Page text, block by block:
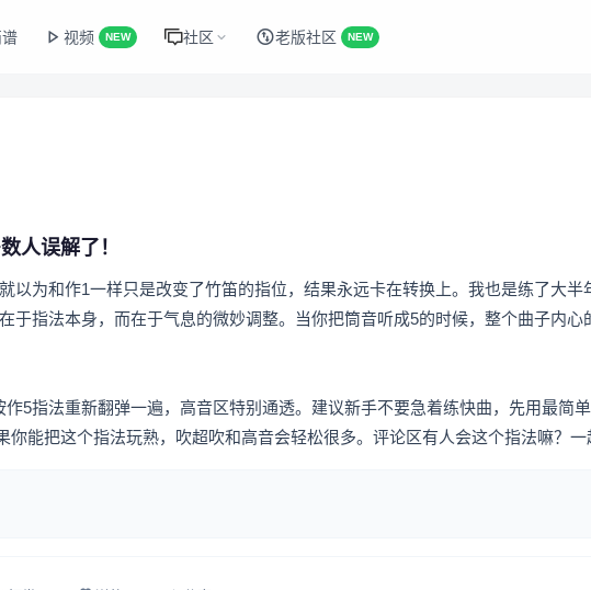
视频 NEW 社区 老版社区 NEW
人误解了！
以为和作1一样只是改变了竹笛的指位，结果永远卡在转换上。我也是练了大半
于指法本身，而在于气息的微妙调整。当你把筒音听成5的时候，整个曲子内心
作5指法重新翻弹一遍，高音区特别通透。建议新手不要急着练快曲，先用最简
你能把这个指法玩熟，吹超吹和高音会轻松很多。评论区有人会这个指法嘛？一